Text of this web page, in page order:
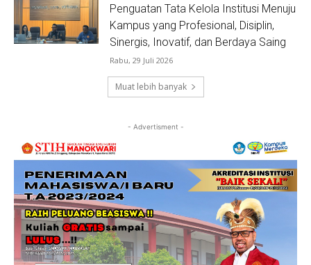
Penguatan Tata Kelola Institusi Menuju
Kampus yang Profesional, Disiplin,
Sinergis, Inovatif, dan Berdaya Saing
Rabu, 29 Juli 2026
Muat lebih banyak
- Advertisment -